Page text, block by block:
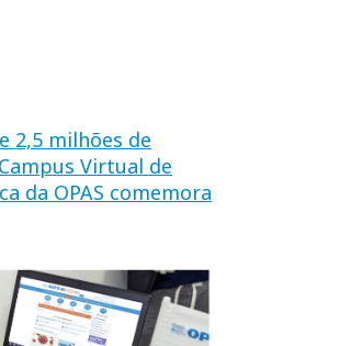
2,5 milhões de
Virtual de
da OPAS comemora